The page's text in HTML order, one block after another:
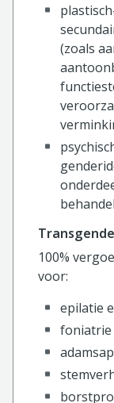
(zoals
100%
voor:
epilatie
foniatrie